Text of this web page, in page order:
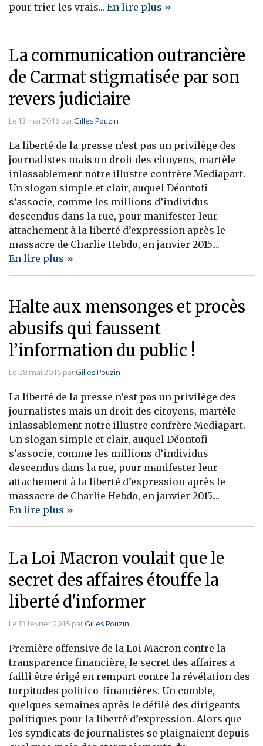
pour trier les vrais... En lire plus »
La communication outrancière
de Carmat stigmatisée par son
revers judiciaire
Le 13 mai 2016 parGilles Pouzin
La liberté de la presse n’est pas un privilège des
journalistes mais un droit des citoyens, martèle
inlassablement notre illustre confrère Mediapart.
Un slogan simple et clair, auquel Déontofi
s’associe, comme les millions d’individus
descendus dans la rue, pour manifester leur
attachement à la liberté d’expression après le
massacre de Charlie Hebdo, en janvier 2015....
En lire plus »
Halte aux mensonges et procès
abusifs qui faussent
l’information du public !
Le 28 mai 2015 parGilles Pouzin
La liberté de la presse n’est pas un privilège des
journalistes mais un droit des citoyens, martèle
inlassablement notre illustre confrère Mediapart.
Un slogan simple et clair, auquel Déontofi
s’associe, comme les millions d’individus
descendus dans la rue, pour manifester leur
attachement à la liberté d’expression après le
massacre de Charlie Hebdo, en janvier 2015....
En lire plus »
La Loi Macron voulait que le
secret des affaires étouffe la
liberté d'informer
Le 13 février 2015 parGilles Pouzin
Première offensive de la Loi Macron contre la
transparence financière, le secret des affaires a
failli être érigé en rempart contre la révélation des
turpitudes politico-financières. Un comble,
quelques semaines après le défilé des dirigeants
politiques pour la liberté d’expression. Alors que
les syndicats de journalistes se plaignaient depuis